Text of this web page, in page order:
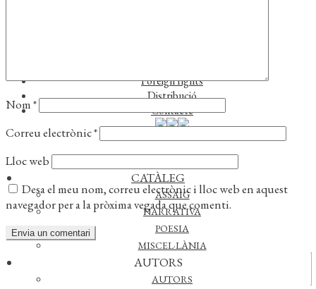
Foreign rights
Distribució
Contacte
CATÀLEG
ASSAIG
NARRATIVA
POESIA
MISCEL·LÀNIA
AUTORS
AUTORS
Nom*
Correu electrònic*
Lloc web
Desa el meu nom, correu electrònic i lloc web en aquest
navegador per a la pròxima vegada que comenti.
Actualitat